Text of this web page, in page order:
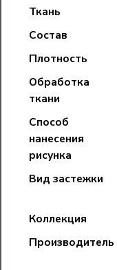
Ткань
Состав
Плотность
Обработка
ткани
Способ
нанесения
рисунка
Вид застежки
Коллекция
Производитель